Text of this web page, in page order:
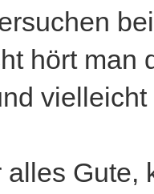
hört man
alles